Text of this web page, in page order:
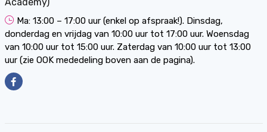
Ma: 13:00 – 17:00 uur (enkel op afspraak!). Dinsdag,
donderdag en vrijdag van 10:00 uur tot 17:00 uur. Woensdag
van 10:00 uur tot 15:00 uur. Zaterdag van 10:00 uur tot 13:00
uur (zie OOK mededeling boven aan de pagina).